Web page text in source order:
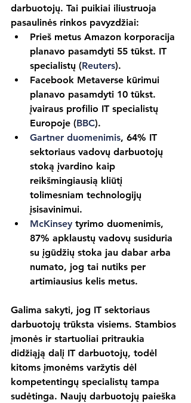
darbuotojų. Tai puikiai iliustruoja
pasaulinės rinkos pavyzdžiai:
Prieš metus Amazon korporacija
planavo pasamdyti 55 tūkst. IT
specialistų (Reuters).
Facebook Metaverse kūrimui
planavo pasamdyti 10 tūkst.
įvairaus profilio IT specialistų
Europoje (BBC).
Gartner duomenimis, 64% IT
sektoriaus vadovų darbuotojų
stoką įvardino kaip
reikšmingiausią kliūtį
tolimesniam technologijų
įsisavinimui.
McKinsey tyrimo duomenimis,
87% apklaustų vadovų susiduria
su įgūdžių stoka jau dabar arba
numato, jog tai nutiks per
artimiausius kelis metus.
Galima sakyti, jog IT sektoriaus
darbuotojų trūksta visiems. Stambios
įmonės ir startuoliai pritraukia
didžiąją dalį IT darbuotojų, todėl
kitoms įmonėms varžytis dėl
kompetentingų specialistų tampa
sudėtinga. Naujų darbuotojų paieška